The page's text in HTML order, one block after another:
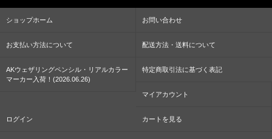
ショップホーム お問い合わせ
お支払い方法について 配送方法・送料について
AKウェザリングペンシル・リアルカラー
マーカー入荷！(2026.06.26)
特定商取引法に基づく表記
マイアカウント
ログイン カートを見る